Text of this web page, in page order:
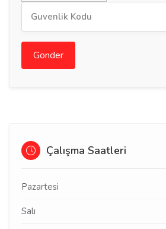
Gonder
Çalışma Saatleri
Pazartesi
Salı